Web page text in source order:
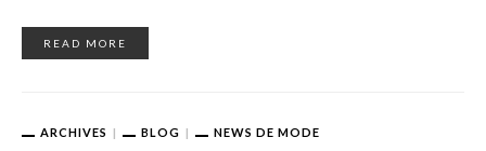
READ MORE
ARCHIVES BLOG NEWS DE MODE